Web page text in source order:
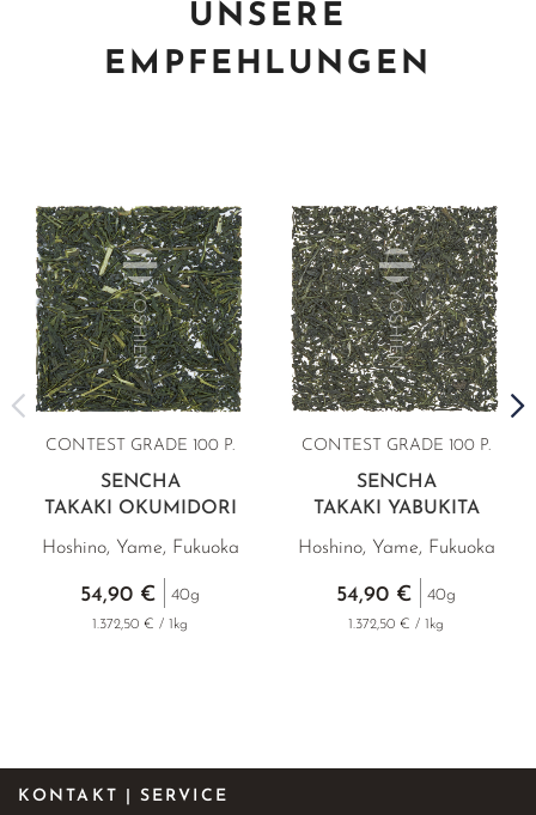
UNSERE
EMPFEHLUNGEN
CONTEST GRADE 100 P.
SENCHA
TAKAKI OKUMIDORI
Hoshino, Yame, Fukuoka
54,90 € 40g
1.372,50 € / 1kg
CONTEST GRADE 100 P.
SENCHA
TAKAKI YABUKITA
Hoshino, Yame, Fukuoka
54,90 € 40g
1.372,50 € / 1kg
KONTAKT | SERVICE